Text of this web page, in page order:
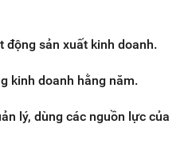
động sản xuất kinh doanh.
kinh doanh hằng năm.
lý, dùng các nguồn lực của